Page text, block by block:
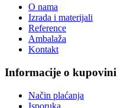
O nama
Izrada i materijali
Reference
Ambalaža
Kontakt
Informacije o kupovini
Način plaćanja
Isporuka